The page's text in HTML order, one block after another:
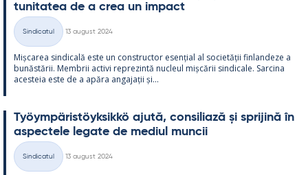
tu­ni­ta­tea de a crea un im­pact
Categorii
Sindicatul
13 august 2024
Mișca­rea sin­dicală este un con­struc­tor esențial al societății fin­lan­deze a
bunăstă­rii. Mem­brii ac­tivi reprezintă nucleul mișcă­rii sin­dicale. Sarcina
aces­teia este de a apăra an­ga­jații și...
Työym­pä­ris­töyk­sikkö ajută, con­si­liază și spri­jină în
as­pec­tele le­gate de me­diul muncii
Categorii
Sindicatul
13 august 2024